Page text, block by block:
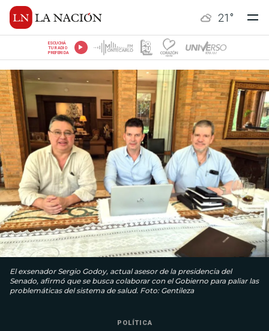
21 °
ESCUCHÁ
TU RADIO
PREFERIDA
El exsenador Sergio Godoy, actual asesor de la presidencia del
Senado, afirmó que se busca colaborar con el Gobierno para paliar las
problemáticas del sistema de salud. Foto: Gentileza
POLÍTICA